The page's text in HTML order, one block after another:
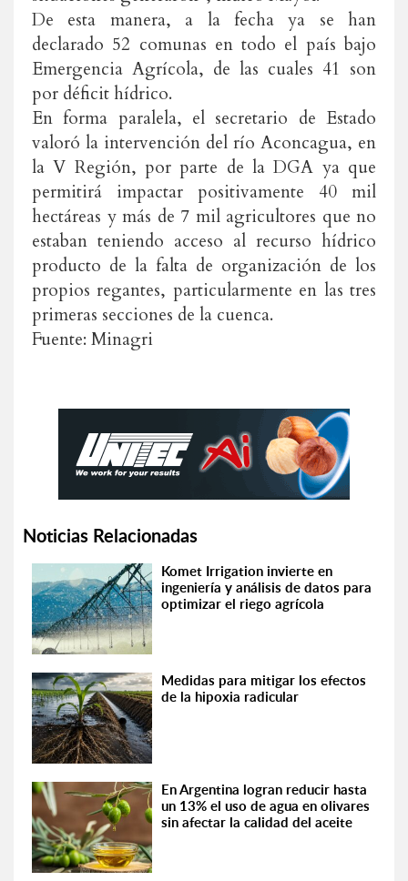
De esta manera, a la fecha ya se han
declarado 52 comunas en todo el país bajo
Emergencia Agrícola, de las cuales 41 son
por déficit hídrico.
En forma paralela, el secretario de Estado
valoró la intervención del río Aconcagua, en
la V Región, por parte de la DGA ya que
permitirá impactar positivamente 40 mil
hectáreas y más de 7 mil agricultores que no
estaban teniendo acceso al recurso hídrico
producto de la falta de organización de los
propios regantes, particularmente en las tres
primeras secciones de la cuenca.
Fuente: Minagri
Noticias Relacionadas
Komet Irrigation invierte en
ingeniería y análisis de datos para
optimizar el riego agrícola
Medidas para mitigar los efectos
de la hipoxia radicular
En Argentina logran reducir hasta
un 13% el uso de agua en olivares
sin afectar la calidad del aceite